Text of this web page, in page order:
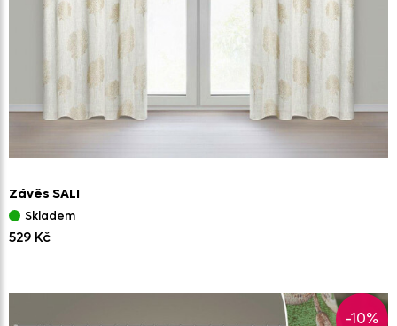
Závěs SALI
Skladem
529 Kč
-10%